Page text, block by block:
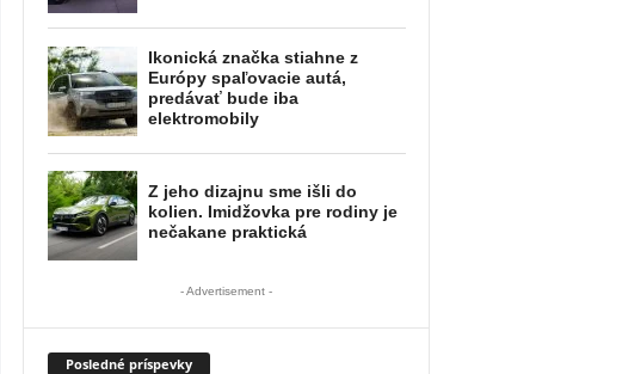
- Advertisement -
Posledné príspevky